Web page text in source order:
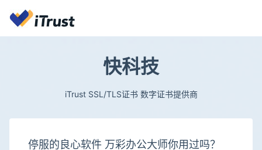
快科技
iTrust SSL/TLS证书 数字证书提供商
停服的良心软件 万彩办公大师你用过吗？